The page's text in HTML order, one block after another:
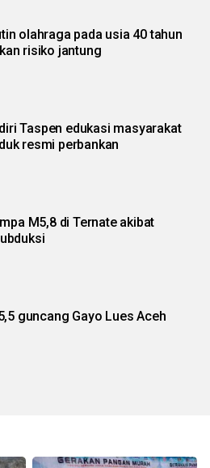
olahraga pada usia 40 tahun
risiko jantung
Taspen edukasi masyarakat
resmi perbankan
M5,8 di Ternate akibat
guncang Gayo Lues Aceh